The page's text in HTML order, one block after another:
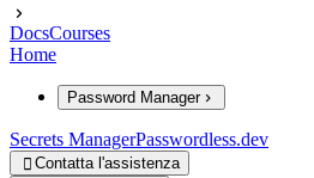
DocsCourses
Home
Password Manager
Secrets ManagerPasswordless.dev
 Contatta l'assistenza